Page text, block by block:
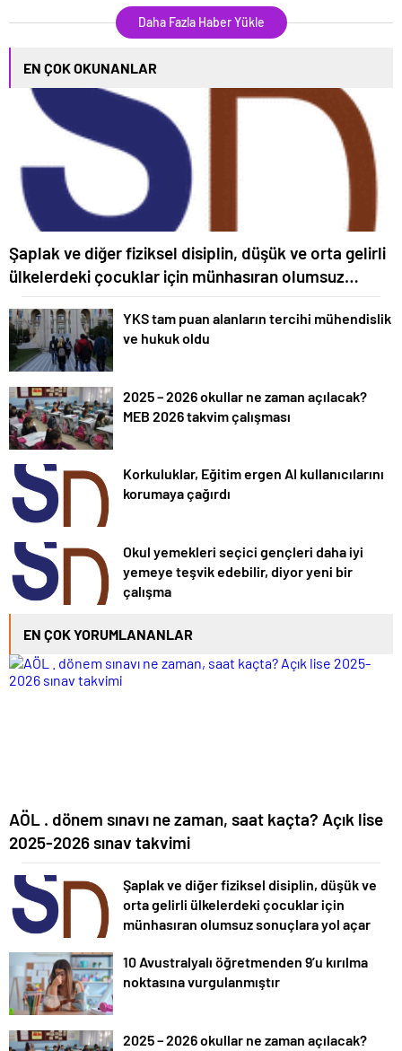
Daha Fazla Haber Yükle
EN ÇOK OKUNANLAR
Şaplak ve diğer fiziksel disiplin, düşük ve orta gelirli
ülkelerdeki çocuklar için münhasıran olumsuz
sonuçlara yol açar
YKS tam puan alanların tercihi mühendislik
ve hukuk oldu
2025 – 2026 okullar ne zaman açılacak?
MEB 2026 takvim çalışması
Korkuluklar, Eğitim ergen AI kullanıcılarını
korumaya çağırdı
Okul yemekleri seçici gençleri daha iyi
yemeye teşvik edebilir, diyor yeni bir
çalışma
EN ÇOK YORUMLANANLAR
AÖL . dönem sınavı ne zaman, saat kaçta? Açık lise
2025-2026 sınav takvimi
Şaplak ve diğer fiziksel disiplin, düşük ve
orta gelirli ülkelerdeki çocuklar için
münhasıran olumsuz sonuçlara yol açar
10 Avustralyalı öğretmenden 9’u kırılma
noktasına vurgulanmıştır
2025 – 2026 okullar ne zaman açılacak?